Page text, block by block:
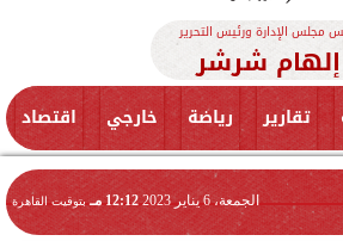
مجلس الإدارة ورئيس التحرير
إلهام شرشر
تقارير رياضة خارجي اقتصاد
الجمعة، 6 يناير 2023 12:12 مـ بتوقيت القاهرة